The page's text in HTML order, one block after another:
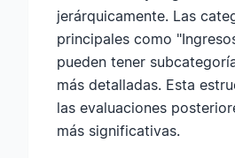
jerárquicamente. Las
principales como
pueden tener
más detalladas. Esta
las evaluaciones
más significativas.